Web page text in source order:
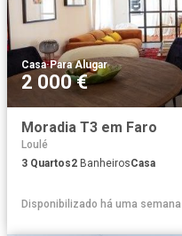
Casa·Para Alugar
2 000 €
Moradia T3 em Faro
Loulé
3 Quartos2 BanheirosCasa
Disponibilizado há uma semana